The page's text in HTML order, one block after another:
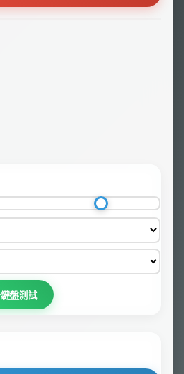
鍵盤測試